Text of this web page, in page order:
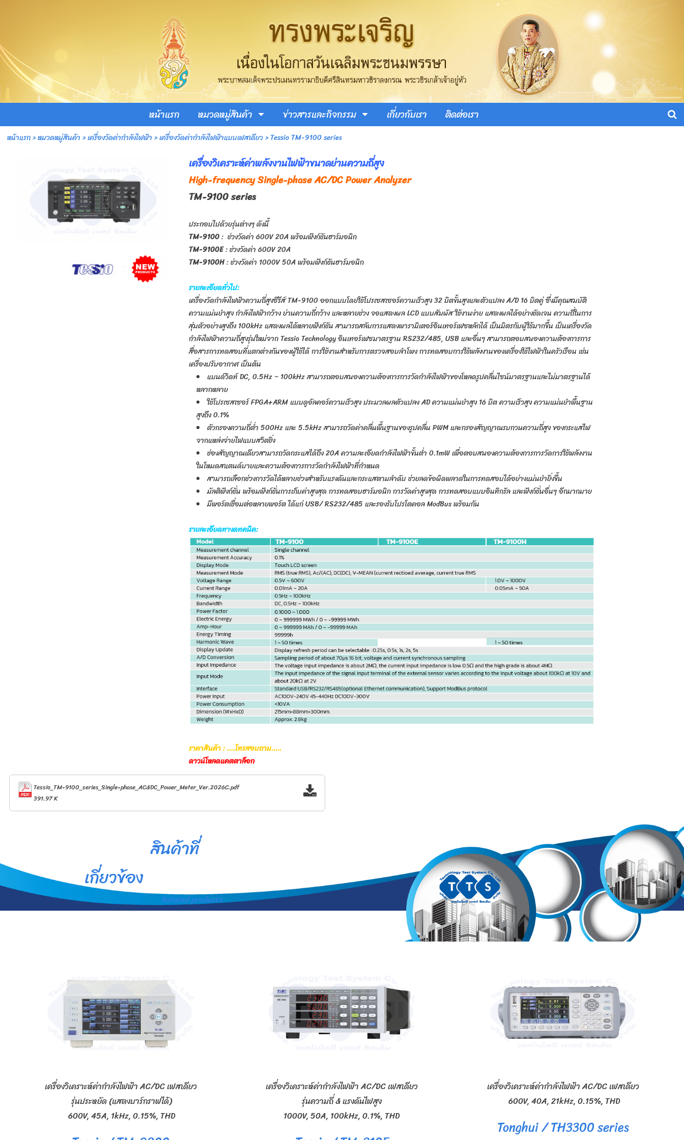
หน้าแรก หมวดหมู่สินค้า ข่าวสารและกิจกรรม เกี่ยวกับเรา ติดต่อเรา
หน้าแรก>หมวดหมู่สินค้า >เครื่องวัดค่ากำลังไฟฟ้า >เครื่องวัดค่ากำลังไฟฟ้าแบบเฟสเดียว>Tessio TM-9100 series
เครื่องวิเคราะห์ค่าพลังงานไฟฟ้าขนาดย่านความถี่สูง
High-frequency Single-phase AC/DC Power Analyzer
TM-9100 series
ประกอบไปด้วยรุ่นต่างๆ ดังนี้
TM-9100: ช่วงวัดค่า 600V 20A พร้อมฟังก์ชันฮาร์มอนิก
TM-9100E: ช่วงวัดค่า 600V 20A
TM-9100H: ช่วงวัดค่า 1000V 50A พร้อมฟังก์ชันฮาร์มอนิก
รายละเอียดทั่วไป:
เครื่องวัดกำลังไฟฟ้าความถี่สูงซีรีส์ TM-9100 ออกแบบโดยใช้โปรเซสเซอร์ความเร็วสูง 32 บิตขั้นสูงและตัวแปลง A/D 16 บิตคู่ ซึ่งมีคุณสมบัติ
ความแม่นยำสูง กำลังไฟฟ้ากว้าง ย่านความถี่กว้าง และหลายช่วง จอแสดงผล LCD แบบสัมผัส ใช้งานง่าย แสดงผลได้อย่างชัดเจน ความถี่ในการ
สุ่มตัวอย่างสูงถึง 100kHz แสดงผลได้หลายฟังก์ชัน สามารถสลับการแสดงพารามิเตอร์อินเทอร์เฟซหลักได้ เป็นมิตรกับผู้ใช้มากขึ้น เป็นเครื่องวัด
กำลังไฟฟ้าความถี่สูงรุ่นใหม่จาก Tessio Technology อินเทอร์เฟซมาตรฐาน RS232/485, USB และอื่นๆ สามารถตอบสนองความต้องการการ
สื่อสารการทดสอบที่แตกต่างกันของผู้ใช้ได้ การใช้งานสำหรับการตรวจสอบลำโพง การทดสอบการใช้พลังงานของเครื่องใช้ไฟฟ้าในครัวเรือน เช่น
เครื่องปรับอากาศ เป็นต้น
แบนด์วิดท์ DC, 0.5Hz ~ 100kHz สามารถตอบสนองความต้องการการวัดกำลังไฟฟ้าของโหลดรูปคลื่นไซน์มาตรฐานและไม่มาตรฐานได้
หลากหลาย
ใช้โปรเซสเซอร์ FPGA+ARM แบบดูอัลคอร์ความเร็วสูง ประมวลผลตัวแปลง AD ความแม่นยำสูง 16 บิต ความเร็วสูง ความแม่นยำพื้นฐาน
สูงถึง 0.1%
ตัวกรองความถี่ต่ำ 500Hz และ 5.5kHz สามารถวัดค่าคลื่นพื้นฐานของรูปคลื่น PWM และกรองสัญญาณรบกวนความถี่สูง ของกระแสไฟ
จากแหล่งจ่ายไฟแบบสวิตชิ่ง
ช่องสัญญาณเดียวสามารถวัดกระแสได้ถึง 20A ความละเอียดกำลังไฟฟ้าขั้นต่ำ 0.1mW เพื่อตอบสนองความต้องการการวัดการใช้พลังงาน
ในโหมดสแตนด์บายและความต้องการการวัดกำลังไฟฟ้าที่กำหนด
สามารถเลือกช่วงการวัดได้หลายช่วงสำหรับแรงดันและกระแสตามลำดับ ช่วยลดข้อผิดพลาดในการทดสอบได้อย่างแม่นยำยิ่งขึ้น
มัลติฟังก์ชั่น พร้อมฟังก์ชั่นการเก็บค่าสูงสุด การทดสอบฮาร์มอนิก การวัดค่าสูงสุด การทดสอบแบบอินทิกรัล และฟังก์ชั่นอื่นๆ อีกมากมาย
มีพอร์ตเชื่อมต่อหลายพอร์ต ได้แก่ USB/ RS232/485 และรองรับโปรโตคอล ModBus พร้อมกัน
รายละเอียดทางดทคนิค:
ราคาสินค้า : ....โทรสอบถาม.....
ดาวน์โหลดแคตตาล็อก
Tessio_TM-9100_series_Single-phase_AC&DC_Power_Meter_Ver.2026C.pdf
391.97 K
สินค้าที่
เกี่ยวข้อง
Related products
เครื่องวิเคราะห์ค่ากำลังไฟฟ้า AC/DC เฟสเดียว
รุ่นประหยัด (แสดงบาร์กราฟได้)
600V, 45A, 1kHz, 0.15%, THD
เครื่องวิเคราะห์ค่ากำลังไฟฟ้า AC/DC เฟสเดียว
รุ่นความถี่ & แรงดันไฟสูง
1000V, 50A, 100kHz, 0.1%, THD
เครื่องวิเคราะห์ค่ากำลังไฟฟ้า AC/DC เฟสเดียว
600V, 40A, 21kHz, 0.15%, THD
Tonghui / TH3300 series